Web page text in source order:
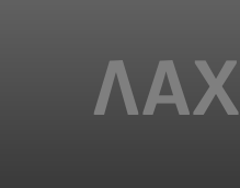
ΣΥΜΒΟΥΛΕΣ